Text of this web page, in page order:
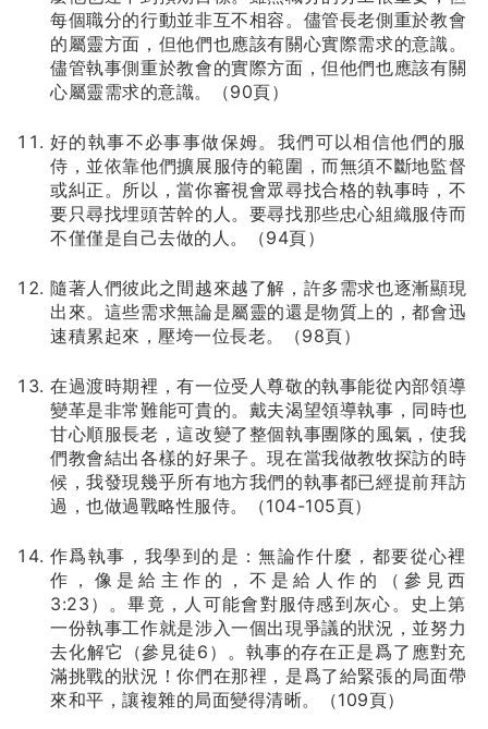
每個職分的行動並非互不相容。儘管長老側重於教會
的屬靈方面，但他們也應該有關心實際需求的意識。
儘管執事側重於教會的實際方面，但他們也應該有關
心屬靈需求的意識。（90頁）
好的執事不必事事做保姆。我們可以相信他們的服
侍，並依靠他們擴展服侍的範圍，而無須不斷地監督
或糾正。所以，當你審視會眾尋找合格的執事時，不
要只尋找埋頭苦幹的人。要尋找那些忠心組織服侍而
不僅僅是自己去做的人。（94頁）
隨著人們彼此之間越來越了解，許多需求也逐漸顯現
出來。這些需求無論是屬靈的還是物質上的，都會迅
速積累起來，壓垮一位長老。（98頁）
在過渡時期裡，有一位受人尊敬的執事能從內部領導
變革是非常難能可貴的。戴夫渴望領導執事，同時也
甘心順服長老，這改變了整個執事團隊的風氣，使我
們教會結出各樣的好果子。現在當我做教牧探訪的時
候，我發現幾乎所有地方我們的執事都已經提前拜訪
過，也做過戰略性服侍。（104-105頁）
作爲執事，我學到的是：無論作什麼，都要從心裡
作，像是給主作的，不是給人作的（參見西
3:23）。畢竟，人可能會對服侍感到灰心。史上第
一份執事工作就是涉入一個出現爭議的狀況，並努力
去化解它（參見徒6）。執事的存在正是爲了應對充
滿挑戰的狀況！你們在那裡，是爲了給緊張的局面帶
來和平，讓複雜的局面變得清晰。（109頁）